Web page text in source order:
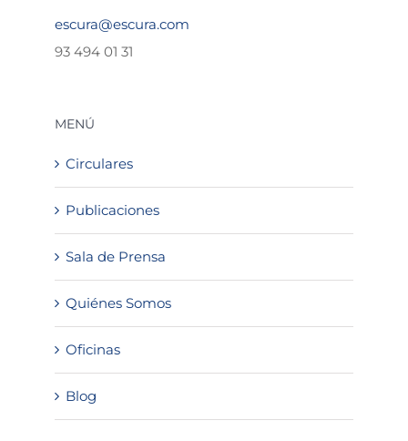
escura@escura.com
93 494 01 31
MENÚ
Circulares
Publicaciones
Sala de Prensa
Quiénes Somos
Oficinas
Blog